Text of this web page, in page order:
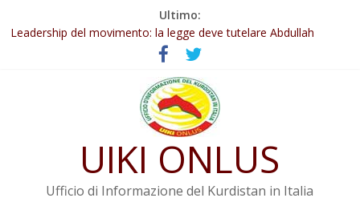
Ultimo:
Abdullah Öcalan: Le legge negativa deve essere trasformata in
legge positiva
Leadership del movimento: la legge deve tutelare Abdullah
Commissione donne del KNK: Şengal è di nuovo sotto minaccia
Non tenere conto della situazione di Rêber Apo ostacolerebbe
Il KNK chiede un’azione internazionale contro i crimini di guerra
UIKI ONLUS
Ufficio di Informazione del Kurdistan in Italia